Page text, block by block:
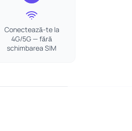
Conectează-te la
4G/5G — fără
schimbarea SIM